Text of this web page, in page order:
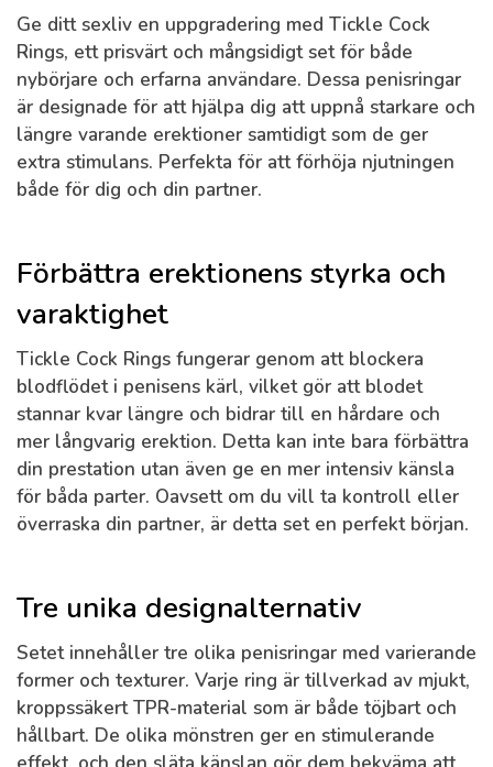
Ge ditt sexliv en uppgradering med Tickle Cock
Rings, ett prisvärt och mångsidigt set för både
nybörjare och erfarna användare. Dessa penisringar
är designade för att hjälpa dig att uppnå starkare och
längre varande erektioner samtidigt som de ger
extra stimulans. Perfekta för att förhöja njutningen
både för dig och din partner.
Förbättra erektionens styrka och
varaktighet
Tickle Cock Rings fungerar genom att blockera
blodflödet i penisens kärl, vilket gör att blodet
stannar kvar längre och bidrar till en hårdare och
mer långvarig erektion. Detta kan inte bara förbättra
din prestation utan även ge en mer intensiv känsla
för båda parter. Oavsett om du vill ta kontroll eller
överraska din partner, är detta set en perfekt början.
Tre unika designalternativ
Setet innehåller tre olika penisringar med varierande
former och texturer. Varje ring är tillverkad av mjukt,
kroppssäkert TPR-material som är både töjbart och
hållbart. De olika mönstren ger en stimulerande